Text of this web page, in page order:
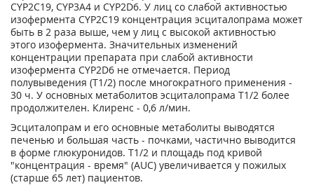
CYP2C19, CYP3A4 и CYP2D6. У лиц со слабой активностью
изофермента CYP2C19 концентрация эсциталопрама может
быть в 2 раза выше, чем у лиц с высокой активностью
этого изофермента. Значительных изменений
концентрации препарата при слабой активности
изофермента CYP2D6 не отмечается. Период
полувыведения (Т1/2) после многократного применения -
30 ч. У основных метаболитов эсциталопрама Т1/2 более
продолжителен. Клиренс - 0,6 л/мин.
Эсциталопрам и его основные метаболиты выводятся
печенью и большая часть - почками, частично выводится
в форме глюкуронидов. Т1/2 и площадь под кривой
"концентрация - время" (AUC) увеличивается у пожилых
(старше 65 лет) пациентов.